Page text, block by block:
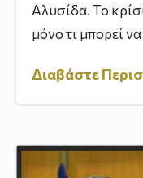
Αλυσίδα. Το
μόνο τι μπορεί
Διαβάστε